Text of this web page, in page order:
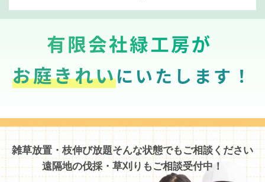
有限会社緑工房が
お庭きれいにいたします！
雑草放置・枝伸び放題そんな状態でもご相談ください
遠隔地の伐採・草刈りもご相談受付中！